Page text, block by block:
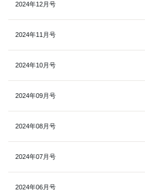
2024年12月号
2024年11月号
2024年10月号
2024年09月号
2024年08月号
2024年07月号
2024年06月号